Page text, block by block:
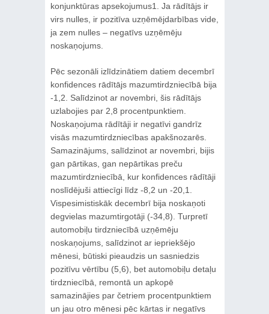
konjunktūras apsekojumus1. Ja rādītājs ir
virs nulles, ir pozitīva uzņēmējdarbības vide,
ja zem nulles – negatīvs uzņēmēju
noskaņojums.
Pēc sezonāli izlīdzinātiem datiem decembrī
konfidences rādītājs mazumtirdzniecībā bija
-1,2. Salīdzinot ar novembri, šis rādītājs
uzlabojies par 2,8 procentpunktiem.
Noskaņojuma rādītāji ir negatīvi gandrīz
visās mazumtirdzniecības apakšnozarēs.
Samazinājums, salīdzinot ar novembri, bijis
gan pārtikas, gan nepārtikas preču
mazumtirdzniecībā, kur konfidences rādītāji
noslīdējuši attiecīgi līdz -8,2 un -20,1.
Vispesimistiskāk decembrī bija noskaņoti
degvielas mazumtirgotāji (-34,8). Turpretī
automobiļu tirdzniecībā uzņēmēju
noskaņojums, salīdzinot ar iepriekšējo
mēnesi, būtiski pieaudzis un sasniedzis
pozitīvu vērtību (5,6), bet automobiļu detaļu
tirdzniecībā, remontā un apkopē
samazinājies par četriem procentpunktiem
un jau otro mēnesi pēc kārtas ir negatīvs